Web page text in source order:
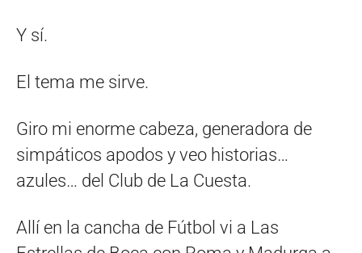
Y sí.
El tema me sirve.
Giro mi enorme cabeza, generadora de
simpáticos apodos y veo historias…
azules… del Club de La Cuesta.
Allí en la cancha de Fútbol vi a Las